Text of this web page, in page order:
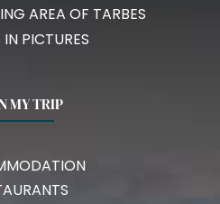
AREA OF TARBES
IN PICTURES
MY TRIP